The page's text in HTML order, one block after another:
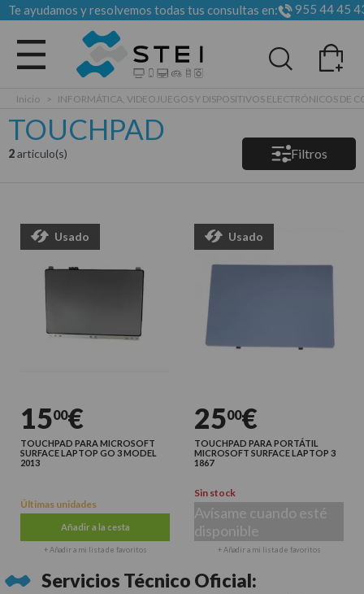
Te ayudamos y resolvemos todas tus consultas en: 955 44 45
Todas las categorias
Inicio > INFORMÁTICA, VIDEOJUEGOS Y DISPOSITIVOS ELECTRÓNICOS DE
TOUCHPAD
2articulo(s) Filtros
Usado
1500€
TOUCHPAD PARA MICROSOFT
SURFACE LAPTOP GO 3 MODEL
2013
Últimas unidades
Añadir a la cesta
+ Añadir a mi lista de favoritos
Usado
2500€
TOUCHPAD PARA PORTÁTIL
MICROSOFT SURFACE LAPTOP 3
1867
Sin stock
Avísame cuando esté
disponible
+ Añadir a mi lista de favoritos
Servicios Técnico Oficial: